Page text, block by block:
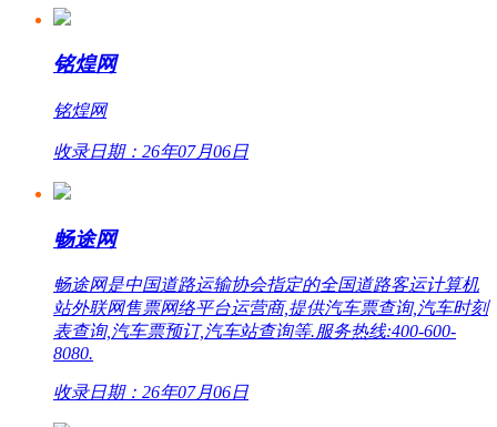
铭煌网
铭煌网
收录日期：26年07月06日
畅途网
畅途网是中国道路运输协会指定的全国道路客运计算机
站外联网售票网络平台运营商,提供汽车票查询,汽车时刻
表查询,汽车票预订,汽车站查询等.服务热线:400-600-
8080.
收录日期：26年07月06日